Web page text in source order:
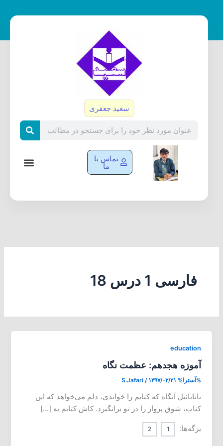
سعید جعفری
تماس با
ما
فارسی 1 درس 18
education
آموزه هجدهم: عظمت نگاه
%آسترا% S.Jafari / ۱۳۹۷/۰۲/۲۱
ناتانائیل آنگاه که کتابم را خواندی، دلم می‌خواهد که این
کتاب، شوق پرواز را در تو برانگیزد. کاش کتابم به […]
برگه‌ها: 1
2